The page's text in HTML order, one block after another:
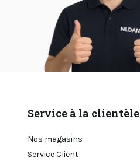
Service à la clientèle
Nos magasins
Service Client